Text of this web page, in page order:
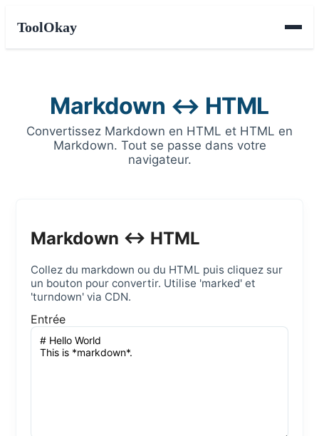
ToolOkay
Markdown ↔ HTML
Convertissez Markdown en HTML et HTML en
Markdown. Tout se passe dans votre
navigateur.
Markdown ↔ HTML
Collez du markdown ou du HTML puis cliquez sur
un bouton pour convertir. Utilise 'marked' et
'turndown' via CDN.
Entrée